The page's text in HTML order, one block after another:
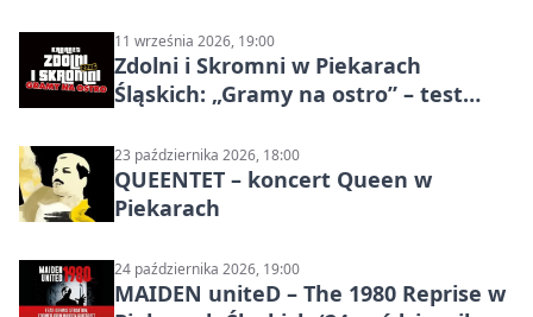
11 września 2026, 19:00
Zdolni i Skromni w Piekarach
Śląskich: „Gramy na ostro” – test
23 października 2026, 18:00
QUEENTET – koncert Queen w
Piekarach
24 października 2026, 19:00
MAIDEN uniteD – The 1980 Reprise w